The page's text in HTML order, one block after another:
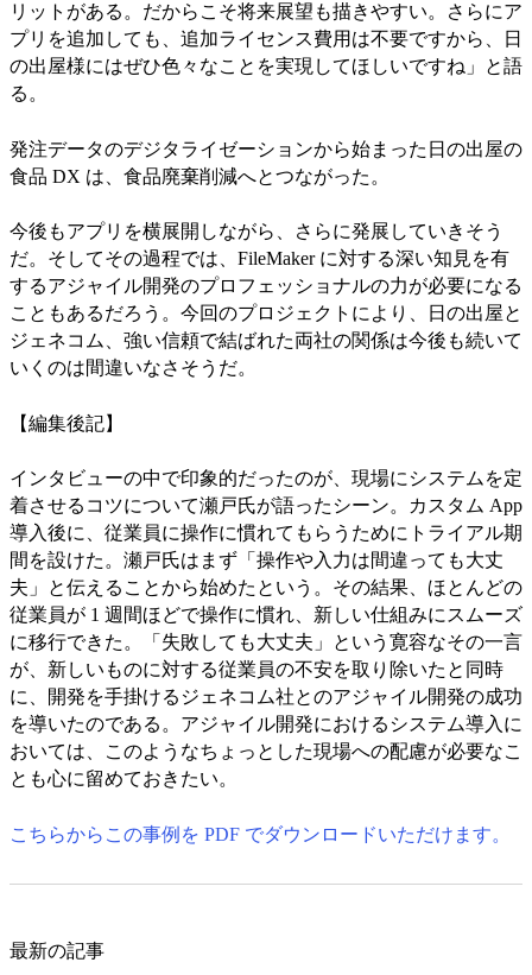
リットがある。だからこそ将来展望も描きやすい。さらにア
プリを追加しても、追加ライセンス費用は不要ですから、日
の出屋様にはぜひ色々なことを実現してほしいですね」と語
る。
発注データのデジタライゼーションから始まった日の出屋の
食品 DX は、食品廃棄削減へとつながった。
今後もアプリを横展開しながら、さらに発展していきそう
だ。そしてその過程では、FileMaker に対する深い知見を有
するアジャイル開発のプロフェッショナルの力が必要になる
こともあるだろう。今回のプロジェクトにより、日の出屋と
ジェネコム、強い信頼で結ばれた両社の関係は今後も続いて
いくのは間違いなさそうだ。
【編集後記】
インタビューの中で印象的だったのが、現場にシステムを定
着させるコツについて瀬戸氏が語ったシーン。カスタム App
導入後に、従業員に操作に慣れてもらうためにトライアル期
間を設けた。瀬戸氏はまず「操作や入力は間違っても大丈
夫」と伝えることから始めたという。その結果、ほとんどの
従業員が 1 週間ほどで操作に慣れ、新しい仕組みにスムーズ
に移行できた。「失敗しても大丈夫」という寛容なその一言
が、新しいものに対する従業員の不安を取り除いたと同時
に、開発を手掛けるジェネコム社とのアジャイル開発の成功
を導いたのである。アジャイル開発におけるシステム導入に
おいては、このようなちょっとした現場への配慮が必要なこ
とも心に留めておきたい。
こちらからこの事例を PDF でダウンロードいただけます。
最新の記事